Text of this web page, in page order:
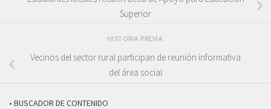
Superior
HISTORIA PREVIA
Vecinos del sector rural participan de reunión informativa
del área social
• BUSCADOR DE CONTENIDO